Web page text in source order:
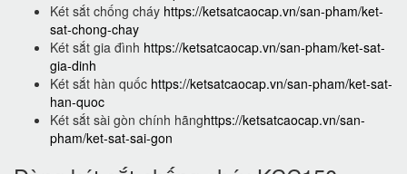
Két sắt chống cháy https://ketsatcaocap.vn/san-pham/ket-
sat-chong-chay
Két sắt gia đình https://ketsatcaocap.vn/san-pham/ket-sat-
gia-dinh
Két sắt hàn quốc https://ketsatcaocap.vn/san-pham/ket-sat-
han-quoc
Két sắt sài gòn chính hãnghttps://ketsatcaocap.vn/san-
pham/ket-sat-sai-gon